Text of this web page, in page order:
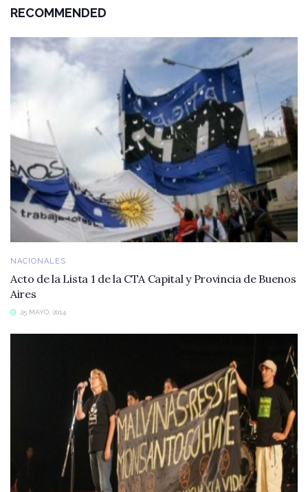
RECOMMENDED
NACIONALES
Acto de la Lista 1 de la CTA Capital y Provincia de Buenos
Aires
25 MAYO, 2014